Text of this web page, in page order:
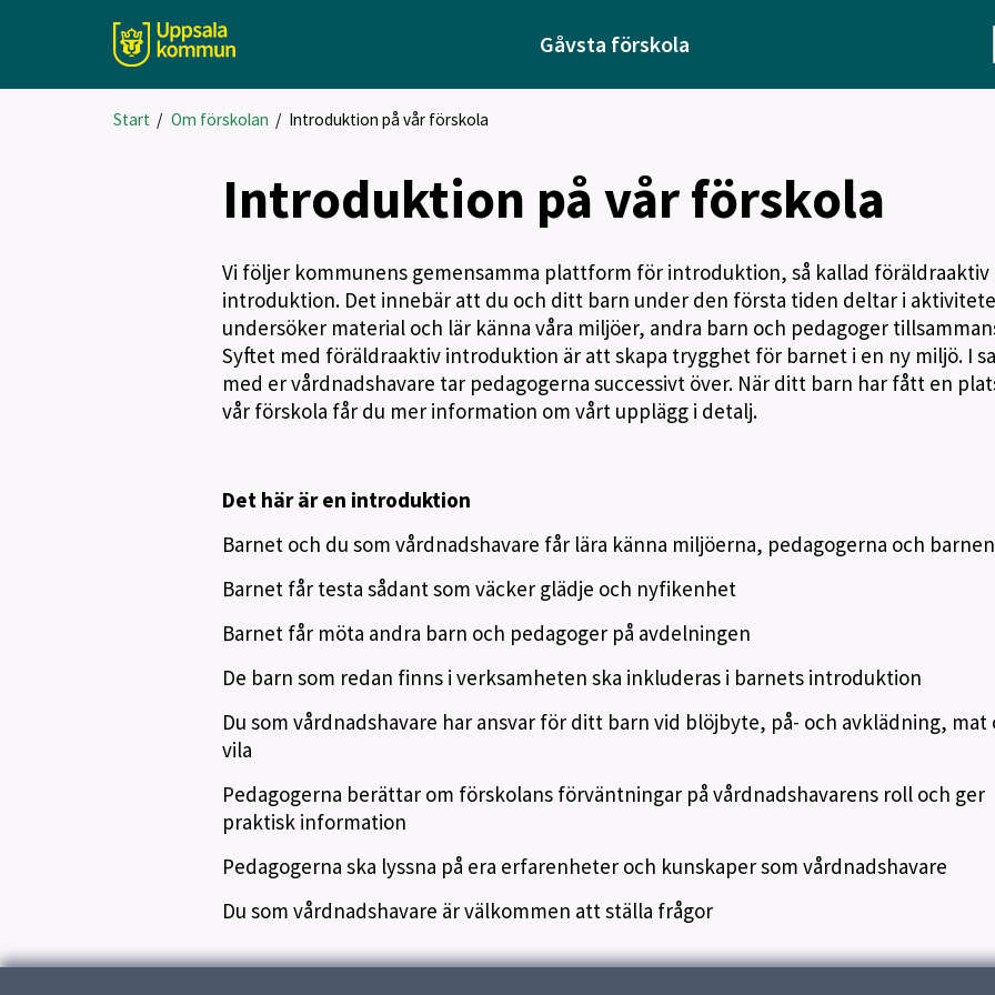
Gåvsta förskola
Start / Om förskolan / Introduktion på vår förskola
Introduktion på vår förskola
Vi följer kommunens gemensamma plattform för introduktion, så kallad föräldraaktiv
introduktion. Det innebär att du och ditt barn under den första tiden deltar i
undersöker material och lär känna våra miljöer, andra barn och pedagoger
Syftet med föräldraaktiv introduktion är att skapa trygghet för barnet i en ny miljö. I
med er vårdnadshavare tar pedagogerna successivt över. När ditt barn har fått en
vår förskola får du mer information om vårt upplägg i detalj.
Det här är en introduktion
Barnet och du som vårdnadshavare får lära känna miljöerna, pedagogerna och barnen
Barnet får testa sådant som väcker glädje och nyfikenhet
Barnet får möta andra barn och pedagoger på avdelningen
De barn som redan finns i verksamheten ska inkluderas i barnets introduktion
Du som vårdnadshavare har ansvar för ditt barn vid blöjbyte, på- och avklädning, mat
vila
Pedagogerna berättar om förskolans förväntningar på vårdnadshavarens roll och ger
praktisk information
Pedagogerna ska lyssna på era erfarenheter och kunskaper som vårdnadshavare
Du som vårdnadshavare är välkommen att ställa frågor